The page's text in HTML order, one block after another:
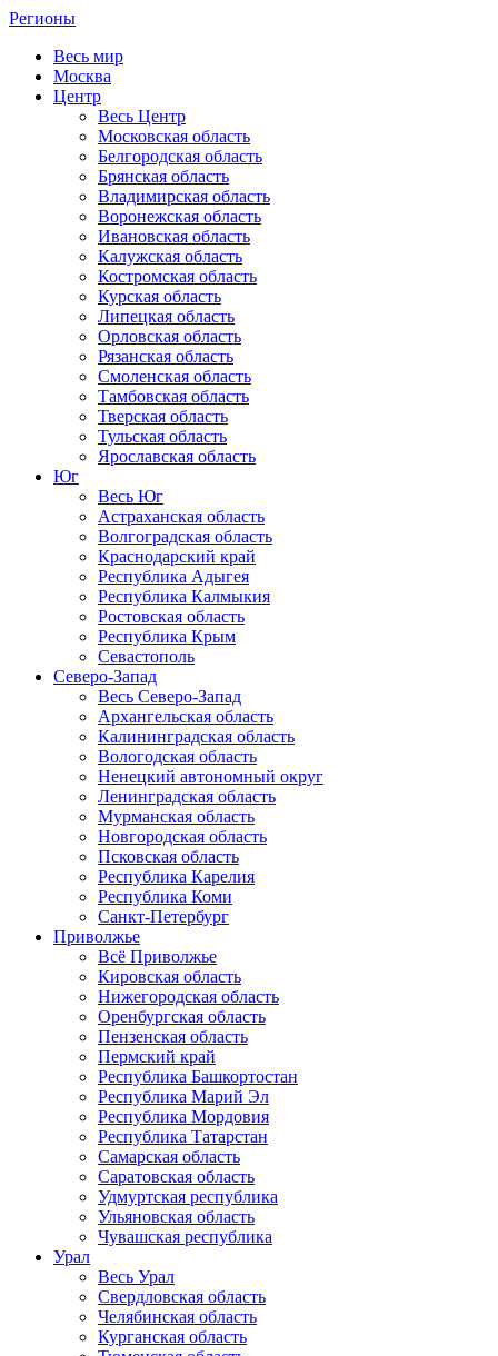
Регионы
Весь мир
Москва
Центр
Весь Центр
Московская область
Белгородская область
Брянская область
Владимирская область
Воронежская область
Ивановская область
Калужская область
Костромская область
Курская область
Липецкая область
Орловская область
Рязанская область
Смоленская область
Тамбовская область
Тверская область
Тульская область
Ярославская область
Юг
Весь Юг
Астраханская область
Волгоградская область
Краснодарский край
Республика Адыгея
Республика Калмыкия
Ростовская область
Республика Крым
Севастополь
Северо-Запад
Весь Северо-Запад
Архангельская область
Калининградская область
Вологодская область
Ненецкий автономный округ
Ленинградская область
Мурманская область
Новгородская область
Псковская область
Республика Карелия
Республика Коми
Санкт-Петербург
Приволжье
Всё Приволжье
Кировская область
Нижегородская область
Оренбургская область
Пензенская область
Пермский край
Республика Башкортостан
Республика Марий Эл
Республика Мордовия
Республика Татарстан
Самарская область
Саратовская область
Удмуртская республика
Ульяновская область
Чувашская республика
Урал
Весь Урал
Свердловская область
Челябинская область
Курганская область